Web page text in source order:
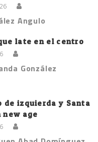
Angulo
late en el centro
González
de izquierda y Santa
age